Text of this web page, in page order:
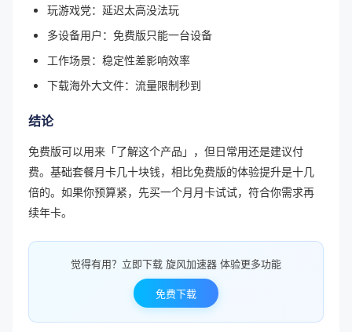
玩游戏党：延迟太高没法玩
多设备用户：免费版只能一台设备
工作场景：稳定性差影响效率
下载海外大文件：流量限制秒到
结论
免费版可以用来「了解这个产品」，但日常用还是建议付
费。基础套餐月卡几十块钱，相比免费版的体验提升是十几
倍的。如果你预算紧，先买一个月月卡试试，符合你需求再
续年卡。
觉得有用？立即下载 旋风加速器 体验更多功能
免费下载